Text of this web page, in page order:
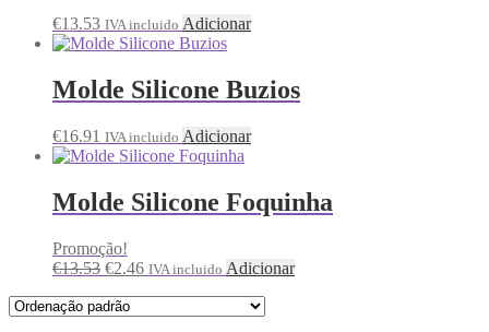
€13.53 IVA incluido Adicionar
Molde Silicone Buzios
€16.91 IVA incluido Adicionar
Molde Silicone Foquinha
Promoção!
€13.53 €2.46 IVA incluido Adicionar